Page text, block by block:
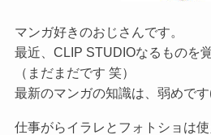
マンガ好きのおじさんです。
最近、CLIP STUDIOなるものを
（まだまだです 笑）
最新のマンガの知識は、弱めで
仕事がらイラレとフォトショは使